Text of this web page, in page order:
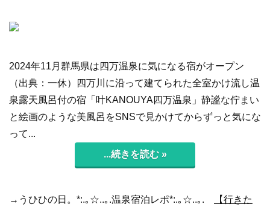
2024年11月群馬県は四万温泉に気になる宿がオープン
（出典：一休）四万川に沿って建てられた全室かけ流し温
泉露天風呂付の宿「叶KANOUYA四万温泉」静謐な佇まい
と絵画のような美風呂をSNSで見かけてからずっと気にな
って...
...続きを読む »
→うひひの日。*:.｡☆..｡.温泉宿泊レポ*:.｡☆..｡.
【行きた